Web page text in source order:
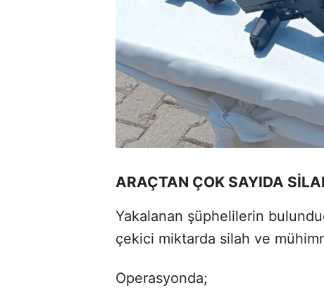
ARAÇTAN ÇOK SAYIDA
Yakalanan şüphelilerin
çekici miktarda silah ve
Operasyonda;